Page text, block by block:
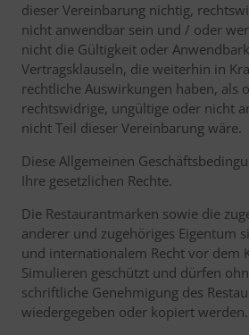
dieser Vereinbarung nichtig,
nicht anwendbar sein und / oder
nicht die Gültigkeit oder
Vertragsklauseln, die weiterhin in
rechtliche Auswirkungen haben, als
rechtswidrige, ungültige oder nicht
nicht Teil dieser Vereinbarung wäre.
Diese Allgemeinen
Ihre gesetzlichen Rechte.
Die Restaurantmarken sowie die
anderer und zugehöriges Eigentum
und internationalem Recht vor dem
Simulieren geschützt und dürfen
schriftliche Genehmigung des
wiedergegeben oder kopiert werden.